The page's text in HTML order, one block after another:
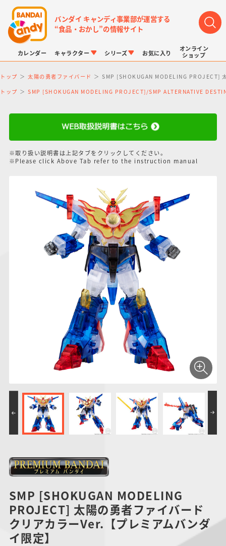
バンダイ キャンディ事業部が運営する
“食品・おかし”の情報サイト
カレンダー キャラクター
仮面ライダーシリー
ズ
PROJECT R.E.D.・
スーパー戦隊シリー
ガンダムシリーズ
ポケットモンスター
アンパンマン
サンリオキャラクタ
シリーズ
キャラパキ
にふぉるめーしょん
＆スクエアシール
SMPシリーズ
ポケモンスケールワ
ールド
キャラデコ
お気に入り
オンライン
ショップ
トップ 太陽の勇者ファイバード SMP [SHOKUGAN MODELING PROJECT]
トップ SMP [SHOKUGAN MODELING PROJECT]/SMP ALTERNATIVE
※取り扱い説明書は上記タブをクリックしてください。
※Please click Above Tab refer to the instruction manual
SMP [SHOKUGAN MODELING
PROJECT] 太陽の勇者ファイバード
クリアカラーVer.【プレミアムバンダ
イ限定】